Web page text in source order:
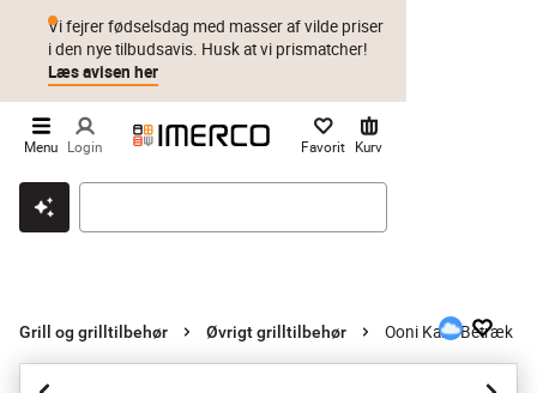
Klik & hent Byt i 1 år Prismatch
Vi fejrer fødselsdag med masser af vilde priser
i den nye tilbudsavis. Husk at vi prismatcher!
Læs avisen her
Menu Login Favorit Kurv
Grill og grilltilbehør Øvrigt grilltilbehør Ooni Karu Betræk